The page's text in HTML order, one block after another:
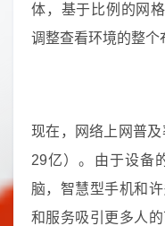
体，基于比例的网
调整查看环境的整个
现在，网络上网普
29亿）。由于设备
脑，智慧型手机和
和服务吸引更多人